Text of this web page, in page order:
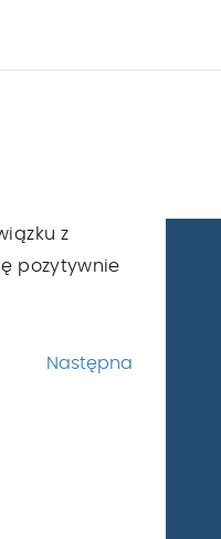
z
pozytywnie
Następna